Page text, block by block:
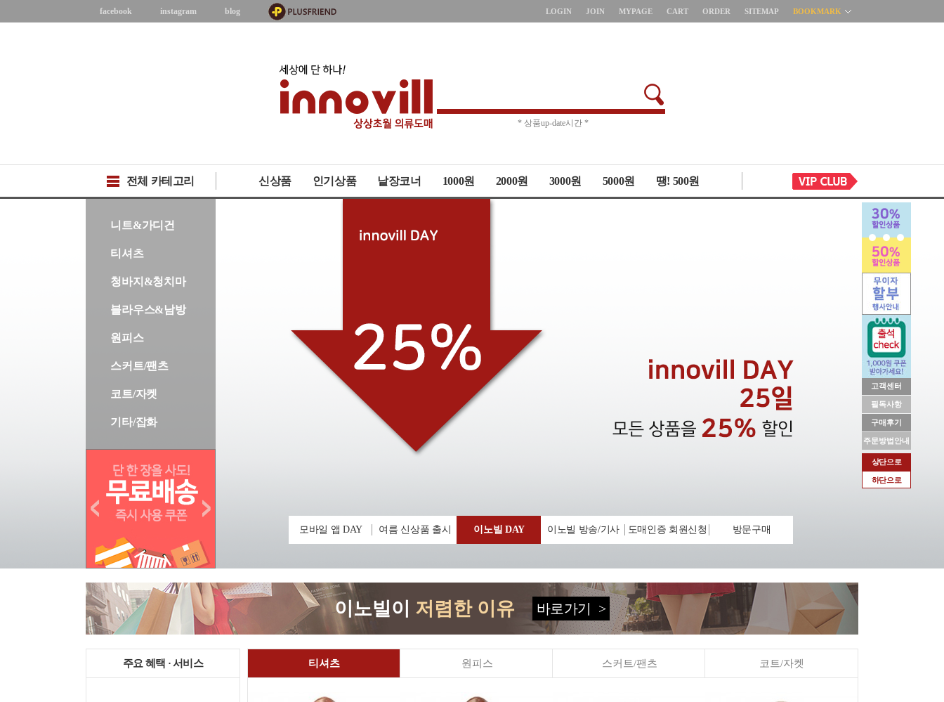
고객센터
필독사항
구매후기
주문방법안내
상단으로
하단으로
facebook instagram blog LOGIN JOIN MYPAGE CART ORDER SITEMAP BOOKMARK
* 주문취소 제한 *
전체 카테고리 신상품 인기상품 낱장코너 1000원 2000원 3000원 5000원 땡! 500원
니트&가디건
티셔츠
청바지&청치마
블라우스&남방
원피스
스커트/팬츠
코트/자켓
기타/잡화
모바일 앱 DAY 여름 신상품 출시 이노빌 DAY 이노빌 방송/기사 도매인증 회원신청 방문구매
이노빌이 저렴한 이유 바로가기 >
주요 혜택 · 서비스 티셔츠 원피스 스커트/팬츠 코트/자켓